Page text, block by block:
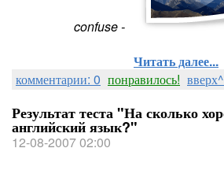
confuse -
Читать далее...
комментарии: 0 понравилось! вверх^
Результат теста "На сколько
английский язык?"
12-08-2007 02:00